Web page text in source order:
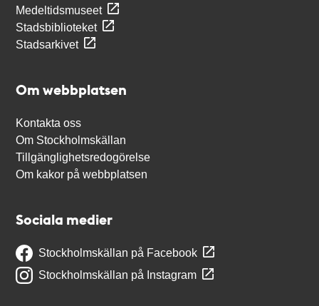
Medeltidsmuseet
Stadsbiblioteket
Stadsarkivet
Om webbplatsen
Kontakta oss
Om Stockholmskällan
Tillgänglighetsredogörelse
Om kakor på webbplatsen
Sociala medier
Stockholmskällan på Facebook
Stockholmskällan på Instagram